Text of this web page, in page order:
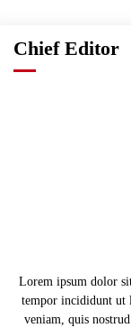
Chief Editor
Lorem ipsum dolor
tempor incididunt ut
veniam, quis